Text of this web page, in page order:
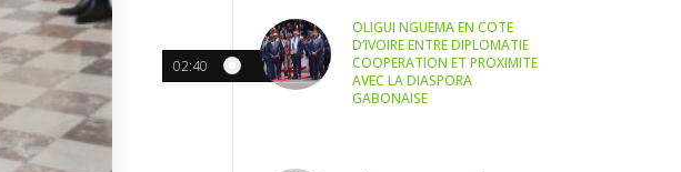
02:40
OLIGUI NGUEMA EN COTE
D’IVOIRE ENTRE DIPLOMATIE
COOPERATION ET PROXIMITE
AVEC LA DIASPORA
GABONAISE